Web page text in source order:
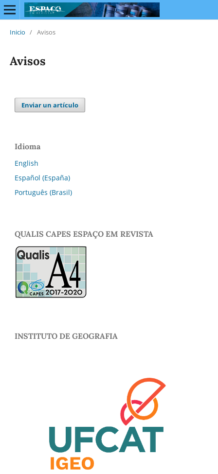
Inicio / Avisos
Avisos
Enviar un artículo
Idioma
English
Español (España)
Português (Brasil)
QUALIS CAPES ESPAÇO EM REVISTA
INSTITUTO DE GEOGRAFIA